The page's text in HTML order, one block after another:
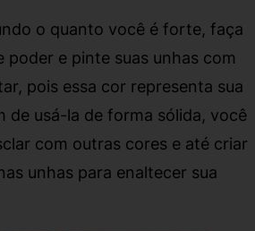
o quanto você é forte, faça
poder e pinte suas unhas com
pois essa cor representa sua
de usá-la de forma sólida, você
com outras cores e até criar
unhas para enaltecer sua